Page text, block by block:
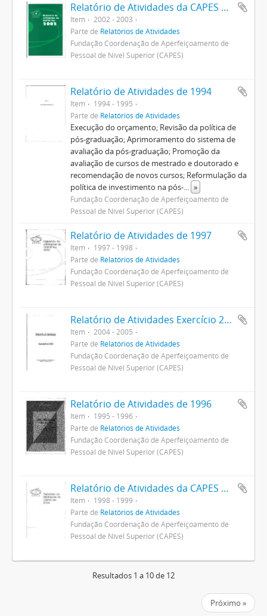
Relatório de Atividades da CAPES em 2002
Item
2002 - 2003
Parte de Relatórios de Atividades
Fundação Coordenação de Aperfeiçoamento de
Pessoal de Nível Superior (CAPES)
Relatório de Atividades de 1994
Item
1994 - 1995
Parte de Relatórios de Atividades
Execução do orçamento; Revisão da política de
pós-graduação; Aprimoramento do sistema de
avaliação da pós-graduação; Promoção da
avaliação de cursos de mestrado e doutorado e
recomendação de novos cursos; Reformulação da
política de investimento na pós-... »
Fundação Coordenação de Aperfeiçoamento de
Pessoal de Nível Superior (CAPES)
Relatório de Atividades de 1997
Item
1997 - 1998
Parte de Relatórios de Atividades
Fundação Coordenação de Aperfeiçoamento de
Pessoal de Nível Superior (CAPES)
Relatório de Atividades Exercício 2004
Item
2004 - 2005
Parte de Relatórios de Atividades
Fundação Coordenação de Aperfeiçoamento de
Pessoal de Nível Superior (CAPES)
Relatório de Atividades de 1996
Item
1995 - 1996
Parte de Relatórios de Atividades
Fundação Coordenação de Aperfeiçoamento de
Pessoal de Nível Superior (CAPES)
Relatório de Atividades da CAPES em 1998
Item
1998 - 1999
Parte de Relatórios de Atividades
Fundação Coordenação de Aperfeiçoamento de
Pessoal de Nível Superior (CAPES)
Resultados 1 a 10 de 12
Próximo »